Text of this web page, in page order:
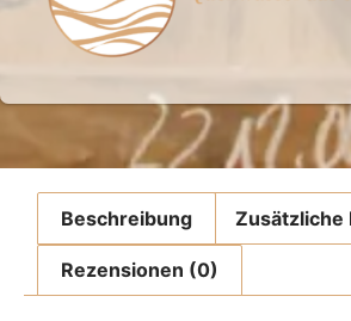
Beschreibung Zusätzliche
Rezensionen (0)